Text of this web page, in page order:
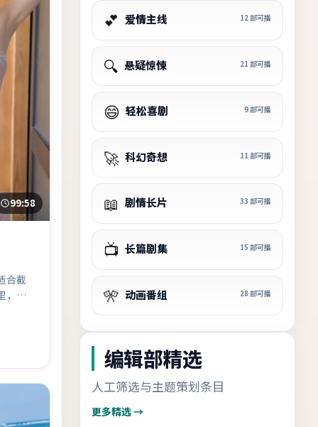
99:58
合截
，动
💕 爱情主线 12 部可播
🔍 悬疑惊悚 21 部可播
😄 轻松喜剧 9部可播
🚀 科幻奇想 11 部可播
📖 剧情长片 33 部可播
📺 长篇剧集 15 部可播
🎌 动画番组 28 部可播
编辑部精选
人工筛选与主题策划条目
更多精选 →